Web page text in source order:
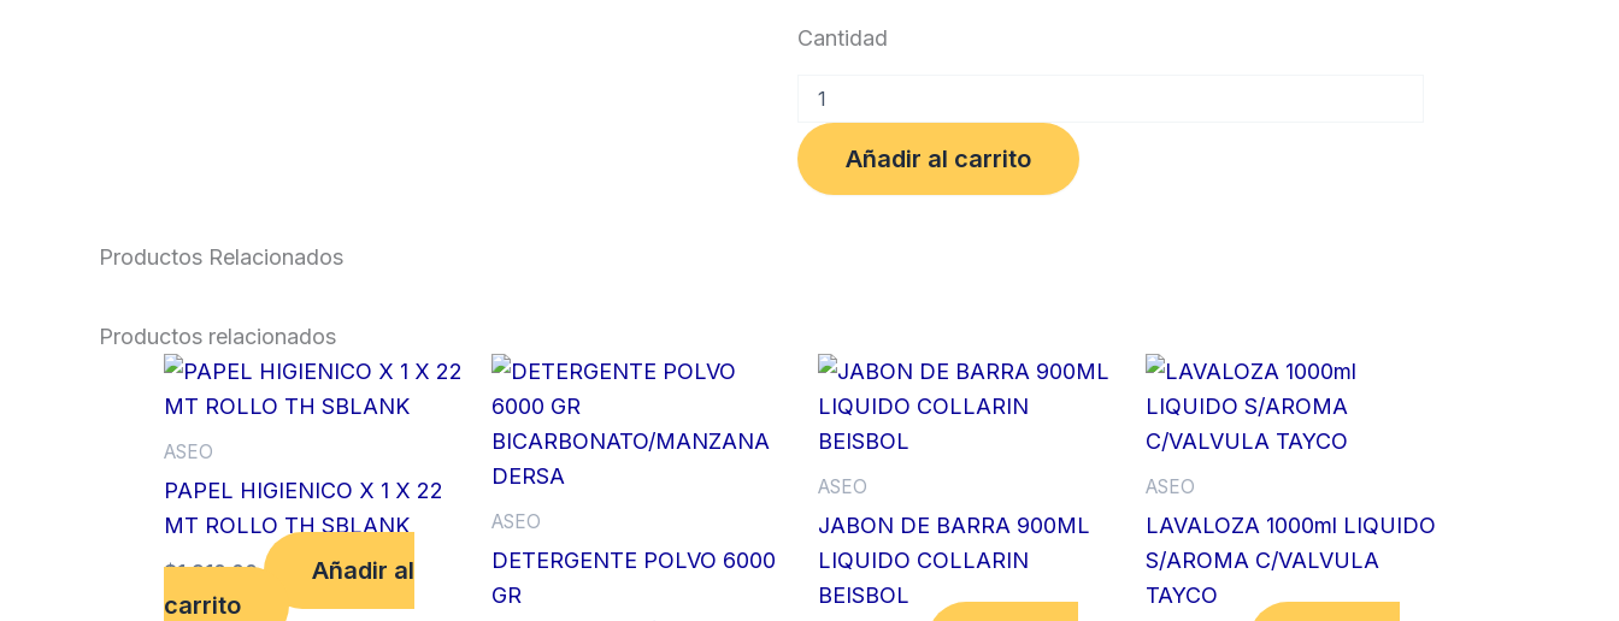
Cantidad
BASURA
70X90
BLANCO
PQTX10
Añadir al carrito
Productos Relacionados
Productos relacionados
ASEO
PAPEL HIGIENICO X 1 X 22
MT ROLLO TH SBLANK
$1,910.00
Añadir al
carrito
ASEO
DETERGENTE POLVO 6000
GR
ASEO
JABON DE BARRA 900ML
LIQUIDO COLLARIN
BEISBOL
ASEO
LAVALOZA 1000ml LIQUIDO
S/AROMA C/VALVULA
TAYCO